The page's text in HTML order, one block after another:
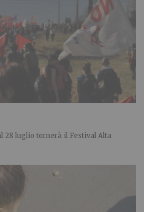
28 luglio tornerà il Festival Alta